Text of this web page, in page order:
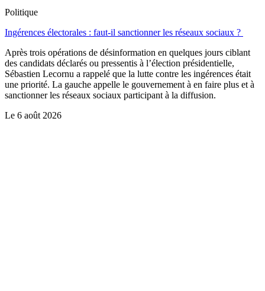
Politique
Ingérences électorales : faut-il sanctionner les réseaux sociaux ?
Après trois opérations de désinformation en quelques jours ciblant
des candidats déclarés ou pressentis à l’élection présidentielle,
Sébastien Lecornu a rappelé que la lutte contre les ingérences était
une priorité. La gauche appelle le gouvernement à en faire plus et à
sanctionner les réseaux sociaux participant à la diffusion.
Le 6 août 2026